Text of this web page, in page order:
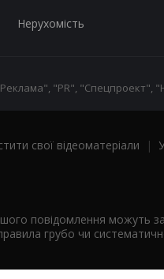
Нерухомість
"PR", "Спецпроект",
свої відеоматеріали |
повідомлення можуть
грубо чи